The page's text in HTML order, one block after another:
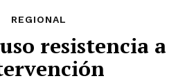
REGIONAL
resistencia a